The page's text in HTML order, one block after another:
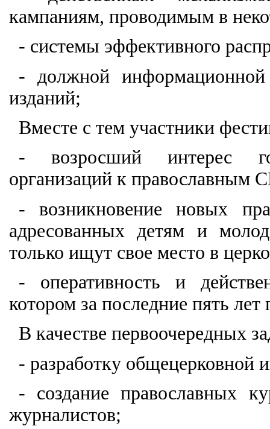
кампаниям, проводимым в
- системы эффективного
- должной информационной
изданий;
Вместе с тем участники
- возросший интерес
организаций к православным
- возникновение новых
адресованных детям и
только ищут свое место в
- оперативность и
котором за последние пять
В качестве первоочередных
- разработку
- создание православных
журналистов;